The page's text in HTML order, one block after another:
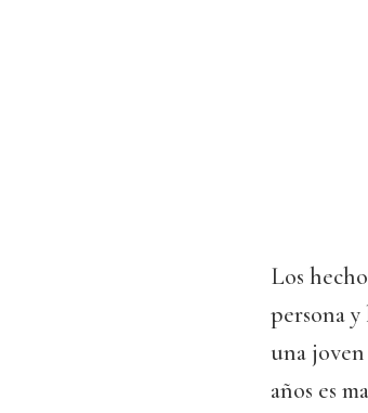
Los
persona y
una
años es